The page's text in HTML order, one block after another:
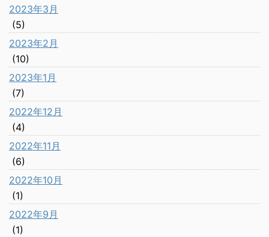
2023年3月
(5)
2023年2月
(10)
2023年1月
(7)
2022年12月
(4)
2022年11月
(6)
2022年10月
(1)
2022年9月
(1)